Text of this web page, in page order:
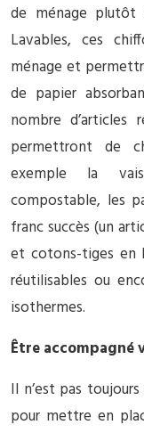
de ménage plutôt
Lavables, ces
ménage et
de papier
nombre d’articles
permettront de
exemple la
compostable, les
franc succès (un
et cotons-tiges en
réutilisables ou
isothermes.
Être accompagné
Il n’est pas
pour mettre en